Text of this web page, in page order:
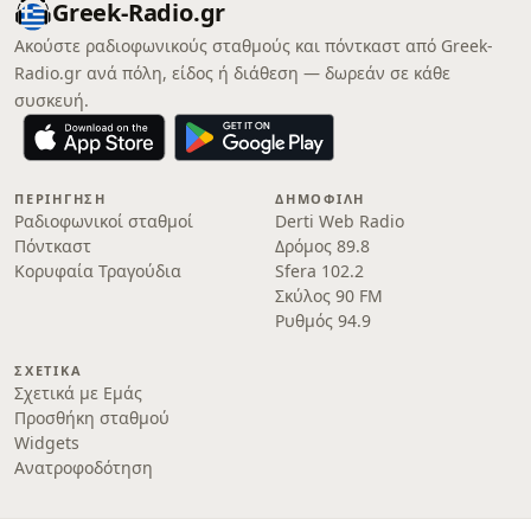
Greek-Radio.gr
Ακούστε ραδιοφωνικούς σταθμούς και πόντκαστ από Greek-
Radio.gr ανά πόλη, είδος ή διάθεση — δωρεάν σε κάθε
συσκευή.
ΠΕΡΙΉΓΗΣΗ
Ραδιοφωνικοί σταθμοί
Πόντκαστ
Κορυφαία Τραγούδια
ΔΗΜΟΦΙΛΉ
Derti Web Radio
Δρόμος 89.8
Sfera 102.2
Σκύλος 90 FM
Ρυθμός 94.9
ΣΧΕΤΙΚΆ
Σχετικά με Εμάς
Προσθήκη σταθμού
Widgets
Ανατροφοδότηση